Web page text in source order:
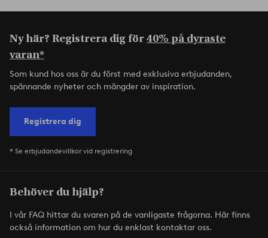
Ny här? Registrera dig för40% på dyraste
varan*
Som kund hos oss är du först med exklusiva erbjudanden,
spännande nyheter och mängder av inspiration.
Registrera dig
* Se erbjudandevillkor vid registrering
Behöver du hjälp?
I vår FAQ hittar du svaren på de vanligaste frågorna. Här finns
också information om hur du enklast kontaktar oss.